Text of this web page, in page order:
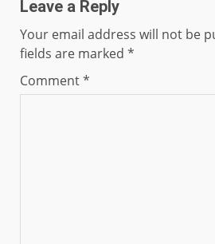
Leave a Reply
Your email address will not be
fields are marked *
Comment*